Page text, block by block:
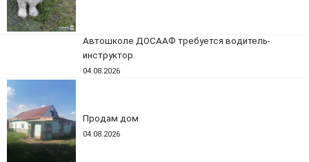
Автошколе ДОСААФ требуется водитель-
инструктор.
04.08.2026
Продам дом
04.08.2026